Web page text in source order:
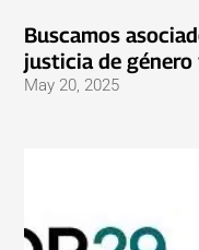
Buscamos
justicia de género
May 20, 2025